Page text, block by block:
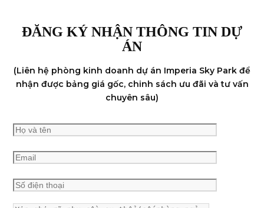
ĐĂNG KÝ NHẬN THÔNG TIN DỰ
ÁN
(Liên hệ phòng kinh doanh dự án Imperia Sky Park để
nhận được bảng giá gốc, chinh sách ưu đãi và tư vấn
chuyên sâu)